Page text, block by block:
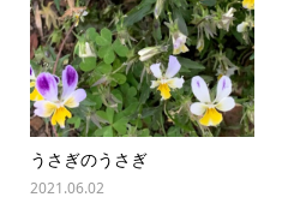
うさぎのうさぎ
2021.06.02